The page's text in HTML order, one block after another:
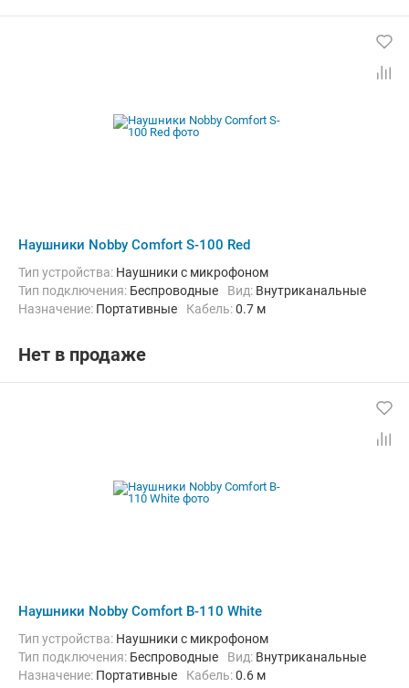
Наушники Nobby Comfort S-100 Red
Тип устройства: Наушники с микрофоном
Тип подключения: Беспроводные Вид: Внутриканальные
Назначение: Портативные кабель:0.7 м
Нет в продаже
Наушники Nobby Comfort B-110 White
Тип устройства: Наушники с микрофоном
Тип подключения: Беспроводные Вид: Внутриканальные
Назначение: Портативные кабель:0.6 м